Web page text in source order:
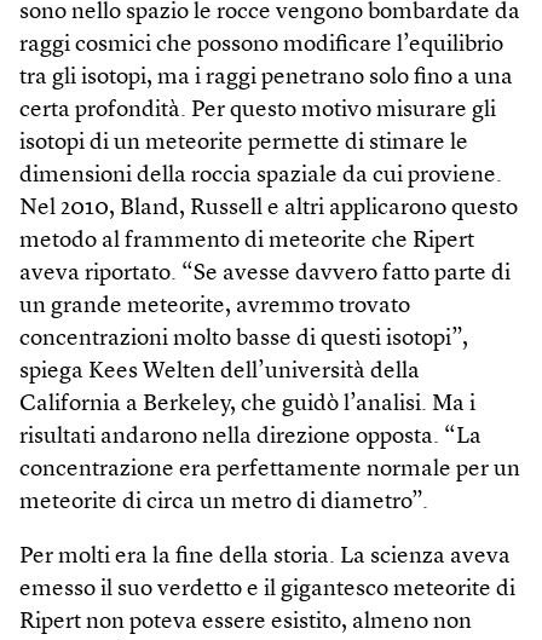
sono nello spazio le rocce vengono bombardate da
raggi cosmici che possono modificare l’equilibrio
tra gli isotopi, ma i raggi penetrano solo fino a una
certa profondità. Per questo motivo misurare gli
isotopi di un meteorite permette di stimare le
dimensioni della roccia spaziale da cui proviene.
Nel 2010, Bland, Russell e altri applicarono questo
metodo al frammento di meteorite che Ripert
aveva riportato. “Se avesse davvero fatto parte di
un grande meteorite, avremmo trovato
concentrazioni molto basse di questi isotopi”,
spiega Kees Welten dell’università della
California a Berkeley, che guidò l’analisi. Ma i
risultati andarono nella direzione opposta. “La
concentrazione era perfettamente normale per un
meteorite di circa un metro di diametro”.
Per molti era la fine della storia. La scienza aveva
emesso il suo verdetto e il gigantesco meteorite di
Ripert non poteva essere esistito, almeno non